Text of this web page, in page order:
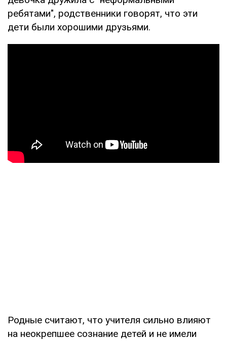
ребятами", родственники говорят, что эти
дети были хорошими друзьями.
Родные считают, что учителя сильно влияют
на неокрепшее сознание детей и не имели